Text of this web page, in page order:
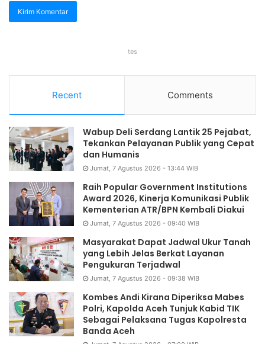
tes
Recent Comments
Wabup Deli Serdang Lantik 25 Pejabat,
Tekankan Pelayanan Publik yang Cepat
dan Humanis
Jumat, 7 Agustus 2026 - 13:44 WIB
Raih Popular Government Institutions
Award 2026, Kinerja Komunikasi Publik
Kementerian ATR/BPN Kembali Diakui
Jumat, 7 Agustus 2026 - 09:40 WIB
Masyarakat Dapat Jadwal Ukur Tanah
yang Lebih Jelas Berkat Layanan
Pengukuran Terjadwal
Jumat, 7 Agustus 2026 - 09:38 WIB
Kombes Andi Kirana Diperiksa Mabes
Polri, Kapolda Aceh Tunjuk Kabid TIK
Sebagai Pelaksana Tugas Kapolresta
Banda Aceh